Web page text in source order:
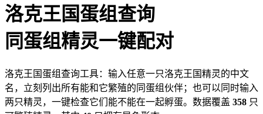
洛克王国蛋组查询
同蛋组精灵一键配对
洛克王国蛋组查询工具：输入任意一只洛克王国精灵的中文
名，立刻列出所有能和它繁殖的同蛋组伙伴；也可以同时输入
两只精灵，一键检查它们能不能在一起孵蛋。数据覆盖 358 只